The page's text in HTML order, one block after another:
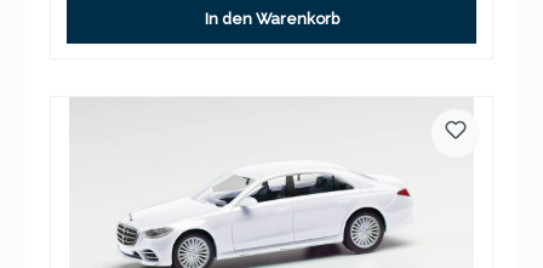
In den Warenkorb